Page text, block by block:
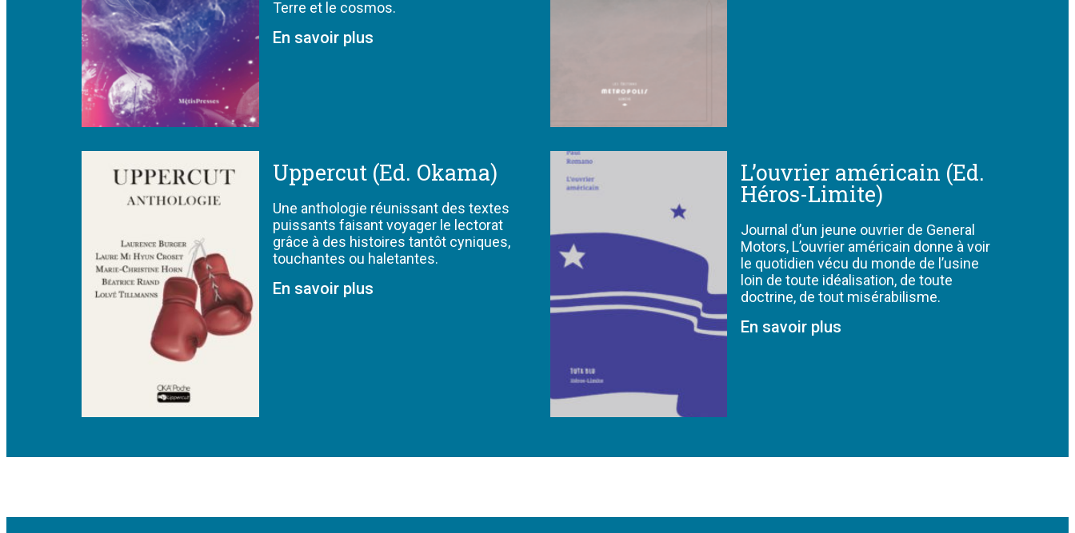
Terre et le cosmos.
En savoir plus
Uppercut (Ed. Okama)
Une anthologie réunissant des textes
puissants faisant voyager le lectorat
grâce à des histoires tantôt cyniques,
touchantes ou haletantes.
En savoir plus
L’ouvrier américain (Ed.
Héros-Limite)
Journal d’un jeune ouvrier de General
Motors, L’ouvrier américain donne à voir
le quotidien vécu du monde de l’usine
loin de toute idéalisation, de toute
doctrine, de tout misérabilisme.
En savoir plus